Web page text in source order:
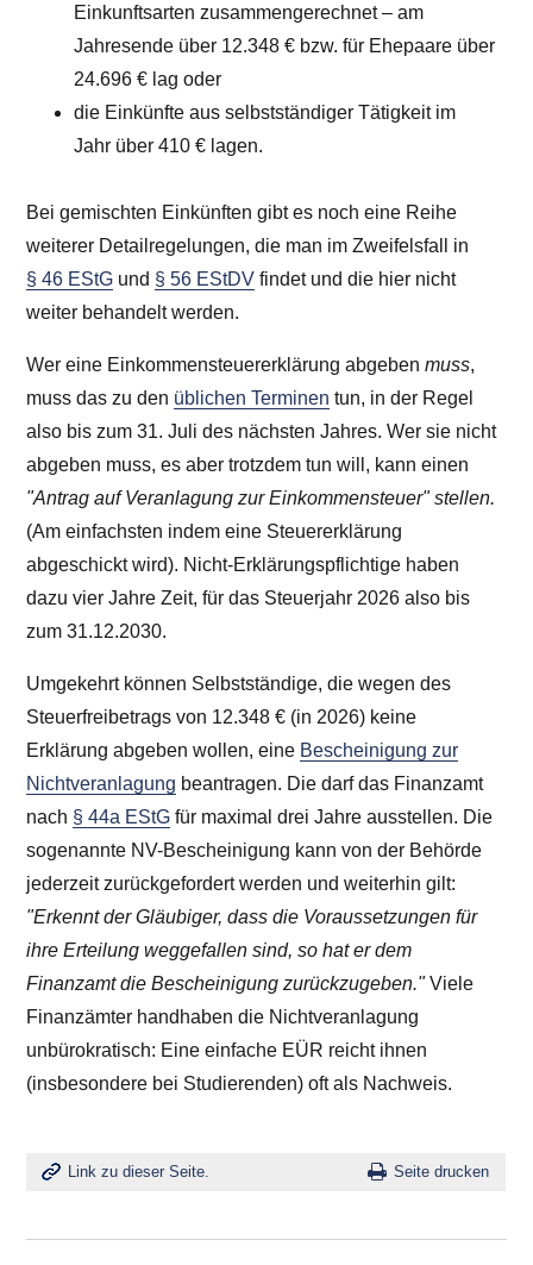
Einkunftsarten zusammengerechnet – am
Jahresende über 12.348 € bzw. für Ehepaare über
24.696 € lag oder
die Einkünfte aus selbstständiger Tätigkeit im
Jahr über 410 € lagen.
Bei gemischten Einkünften gibt es noch eine Reihe
weiterer Detailregelungen, die man im Zweifelsfall in
§ 46 EStG und § 56 EStDV findet und die hier nicht
weiter behandelt werden.
Wer eine Einkommensteuererklärung abgebenmuss,
muss das zu den üblichen Terminen tun, in der Regel
also bis zum 31. Juli des nächsten Jahres. Wer sie nicht
abgeben muss, es aber trotzdem tun will, kann einen
"Antrag auf Veranlagung zur Einkommensteuer" stellen.
(Am einfachsten indem eine Steuererklärung
abgeschickt wird). Nicht-Erklärungspflichtige haben
dazu vier Jahre Zeit, für das Steuerjahr 2026 also bis
zum 31.12.2030.
Umgekehrt können Selbstständige, die wegen des
Steuerfreibetrags von 12.348 € (in 2026) keine
Erklärung abgeben wollen, eine Bescheinigung zur
Nichtveranlagung beantragen. Die darf das Finanzamt
nach § 44a EStG für maximal drei Jahre ausstellen. Die
sogenannte NV-Bescheinigung kann von der Behörde
jederzeit zurückgefordert werden und weiterhin gilt:
"Erkennt der Gläubiger, dass die Voraussetzungen für
ihre Erteilung weggefallen sind, so hat er dem
Finanzamt die Bescheinigung zurückzugeben."Viele
Finanzämter handhaben die Nichtveranlagung
unbürokratisch: Eine einfache EÜR reicht ihnen
(insbesondere bei Studierenden) oft als Nachweis.
Link zu dieser Seite. Seite drucken